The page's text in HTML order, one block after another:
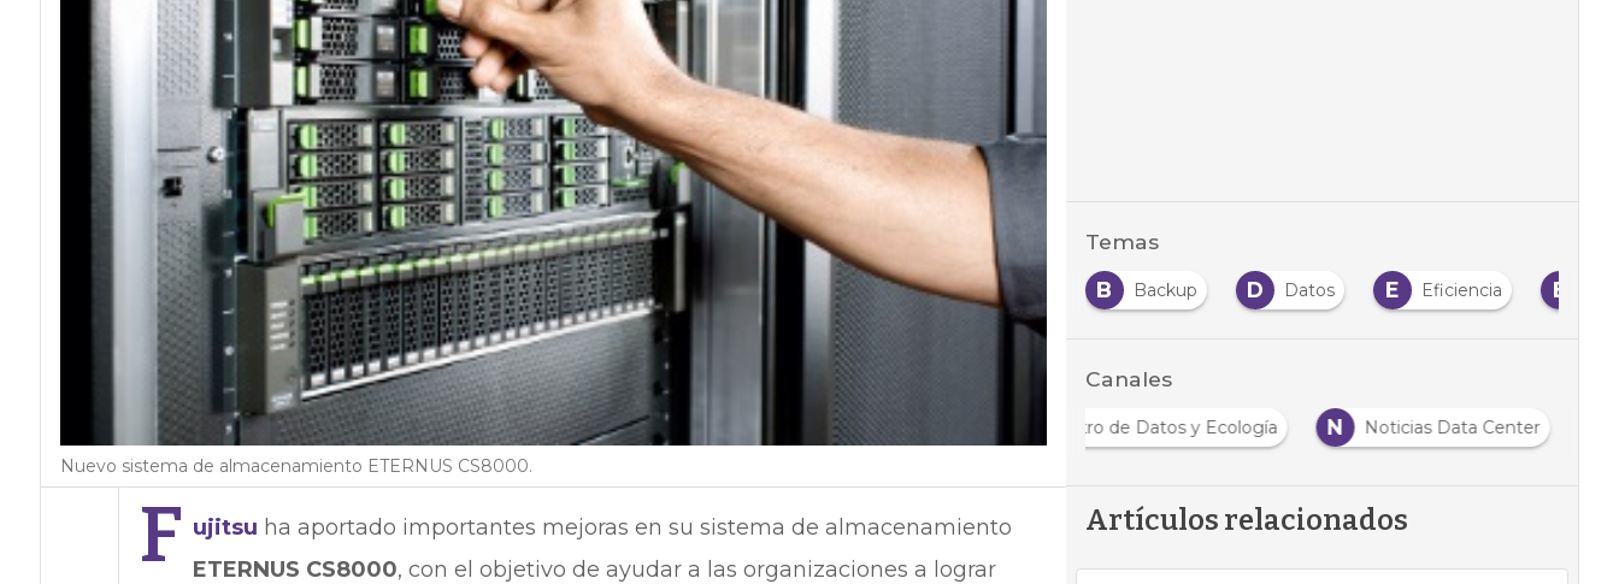
Nuevo sistema de almacenamiento ETERNUS CS8000.
F ujitsu ha aportado importantes mejoras en su sistema de almacenamiento
ETERNUS CS8000, con el objetivo de ayudar a las organizaciones a lograr
Temas
A
Almacenamiento B Backup D Datos E Eficiencia E
Canales
Centro de Datos y Ecología N Noticias Data Center
Artículos relacionados